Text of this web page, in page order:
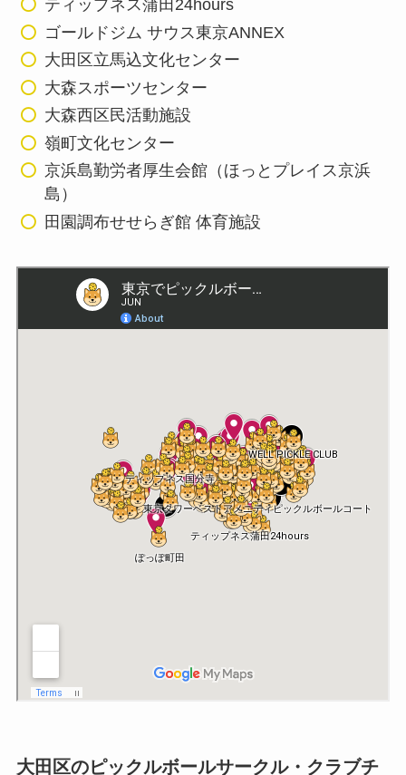
ティップネス蒲田24hours
ゴールドジム サウス東京ANNEX
大田区立馬込文化センター
大森スポーツセンター
大森西区民活動施設
嶺町文化センター
京浜島勤労者厚生会館（ほっとプレイス京浜
島）
田園調布せせらぎ館 体育施設
大田区のピックルボールサークル・クラブチ